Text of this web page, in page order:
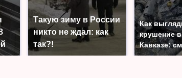
Такую зиму в России
никто не ждал: как
так?!
Как
крушение
Кавказе: